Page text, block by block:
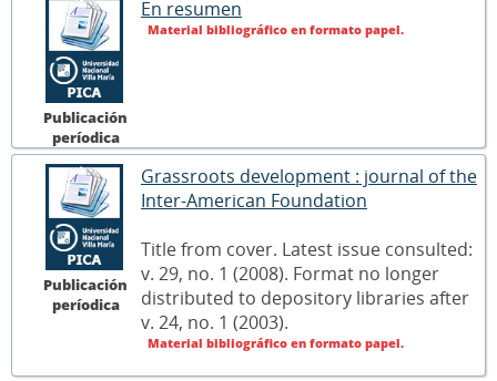
Publicación
períodica
En resumen
Material bibliográfico en formato papel.
Publicación
períodica
Grassroots development : journal of the
Inter-American Foundation
Title from cover. Latest issue consulted:
v. 29, no. 1 (2008). Format no longer
distributed to depository libraries after
v. 24, no. 1 (2003).
Material bibliográfico en formato papel.